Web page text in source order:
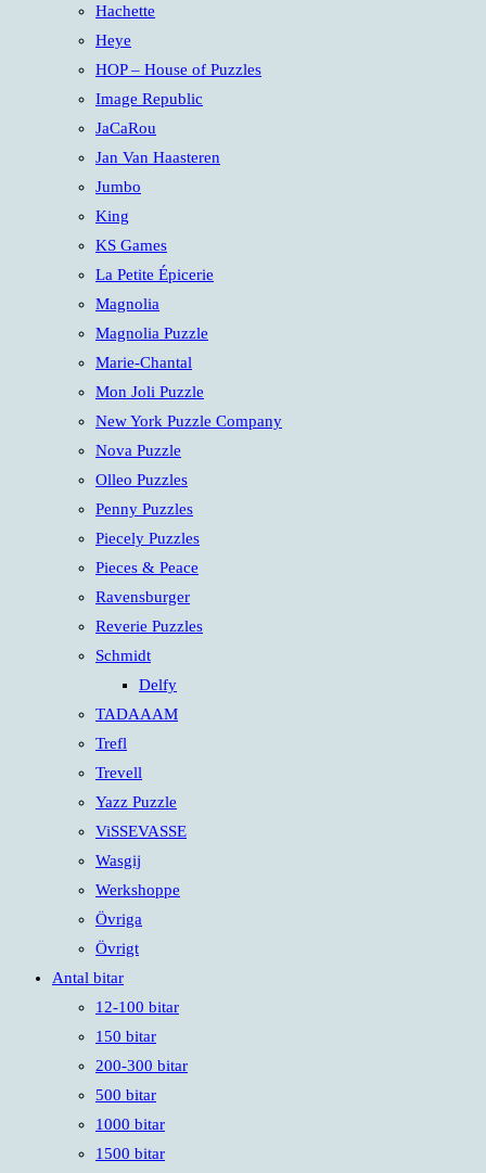
Hachette
Heye
HOP – House of Puzzles
Image Republic
JaCaRou
Jan Van Haasteren
Jumbo
King
KS Games
La Petite Épicerie
Magnolia
Magnolia Puzzle
Marie-Chantal
Mon Joli Puzzle
New York Puzzle Company
Nova Puzzle
Olleo Puzzles
Penny Puzzles
Piecely Puzzles
Pieces & Peace
Ravensburger
Reverie Puzzles
Schmidt
Delfy
TADAAAM
Trefl
Trevell
Yazz Puzzle
ViSSEVASSE
Wasgij
Werkshoppe
Övriga
Övrigt
Antal bitar
12-100 bitar
150 bitar
200-300 bitar
500 bitar
1000 bitar
1500 bitar